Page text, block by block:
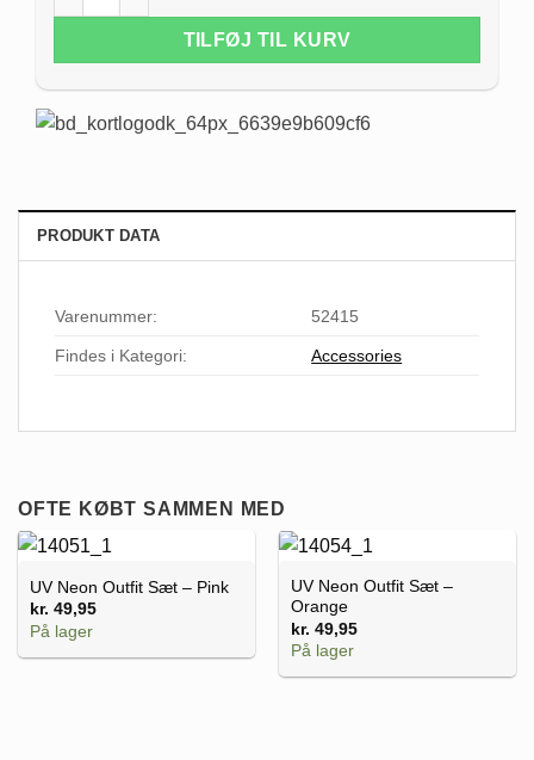
TILFØJ TIL KURV
PRODUKT DATA
Varenummer: 52415
Findes i Kategori: Accessories
OFTE KØBT SAMMEN MED
UV Neon Outfit Sæt – Pink
kr. 49,95
På lager
UV Neon Outfit Sæt –
Orange
kr. 49,95
På lager